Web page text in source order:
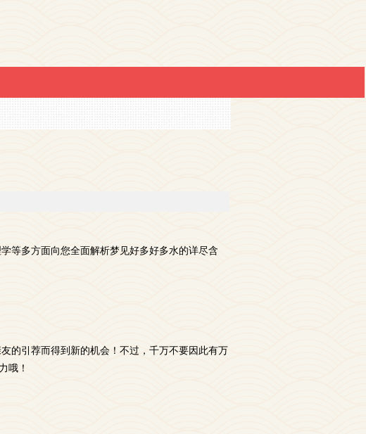
等多方面向您全面解析梦见好多好多水的详尽含
的引荐而得到新的机会！不过，千万不要因此有万
哦！